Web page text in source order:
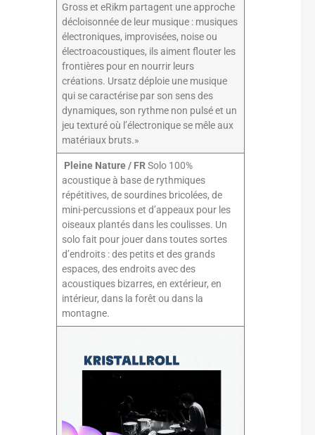
Gross et eRikm partagent une approche
décloisonnée de leur musique : musiques
électroniques, improvisées, noise ou
électroacoustiques, ils aiment flouter les
frontières pour en nourrir leurs
créations. Ursatz déploie une musique
qui se caractérise par son sens des
dynamiques, son rythme non pulsé et un
jeu texturé où l’électronique se mêle aux
matériaux bruts.»
Pleine Nature / FRSolo 100%
acoustique à base de rythmiques
répétitives, de sourdines bricolées, de
mini-percussions et d’appeaux pour les
oiseaux plantés dans les coulisses. Un
solo fait pour jouer dans toutes sortes
d’endroits : des petits et des grands
espaces, des endroits avec des
acoustiques bizarres, en extérieur, en
intérieur, dans la forêt ou dans la
montagne.